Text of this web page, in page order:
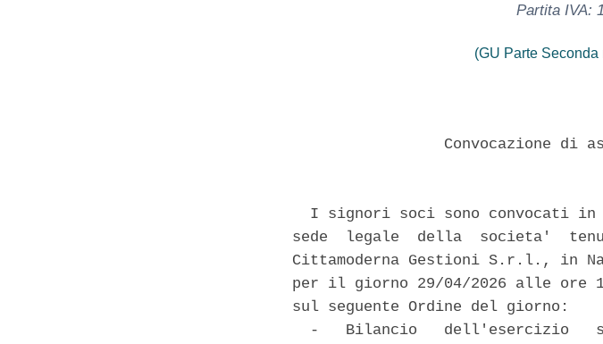
Partita IVA:
(GU Parte
Convocazione di
I signori soci sono convocati
sede  legale  della  societa'
Cittamoderna Gestioni S.r.l., in
per il giorno 29/04/2026 alle ore
sul seguente Ordine del giorno:
-   Bilancio   dell'esercizio